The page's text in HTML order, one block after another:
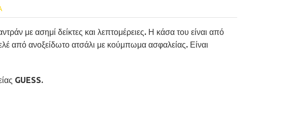
με ασημί δείκτες και λεπτομέρειες. Η κάσα του είναι από
από ανοξείδωτο ατσάλι με κούμπωμα ασφαλείας. Είναι
GUESS.